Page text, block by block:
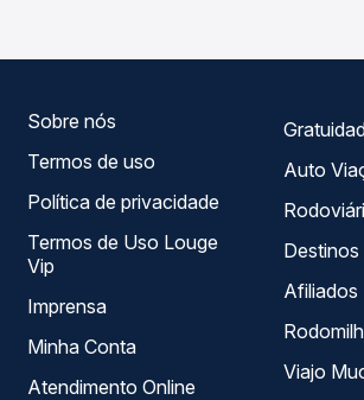
Sobre nós
Termos de uso
Política de privacidade
Termos de Uso Louge
Vip
Imprensa
Minha Conta
Atendimento Online
Auto
Destinos
Afiliados
Viajo